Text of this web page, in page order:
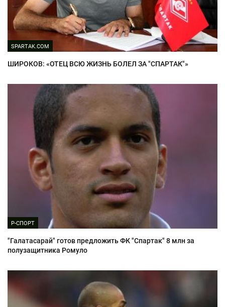
SPARTAK.COM
ШИРОКОВ: «ОТЕЦ ВСЮ ЖИЗНЬ БОЛЕЛ ЗА "СПАРТАК"»
Р-СПОРТ
"Галатасарай" готов предложить ФК "Спартак" 8 млн за
полузащитника Ромуло